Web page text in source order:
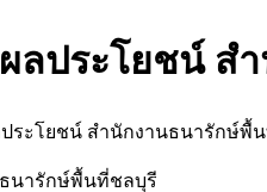
ลประโยชน์ ส
ระโยชน์ สำนักงานธนารักษ์พื้
นารักษ์พื้นที่ชลบุรี